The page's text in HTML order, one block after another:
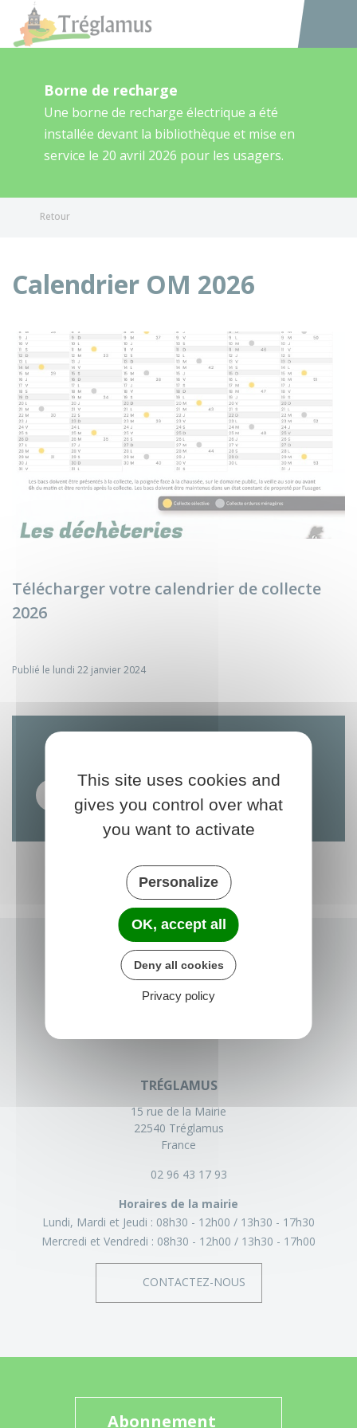
Accéder
Borne de recharge
Une borne de recharge électrique a été
installée devant la bibliothèque et mise en
service le 20 avril 2026 pour les usagers.
Retour
Calendrier OM 2026
Précédent
Télécharger votre calendrier de collecte
2026
Publié le lundi 22 janvier 2024
Calendrier OM 2026
(PDF 651.65 ko)
TRÉGLAMUS
15 rue de la Mairie
22540 Tréglamus
France
02 96 43 17 93
Horaires de la mairie
Lundi, Mardi et Jeudi : 08h30 - 12h00
13h30 - 17h30
Mercredi et Vendredi : 08h30 - 12h00 13h30 - 17h00
CONTACTEZ-NOUS
Abonnement
This site uses cookies and
gives you control over what
you want to activate
Personalize
OK, accept all
Deny all cookies
Privacy policy